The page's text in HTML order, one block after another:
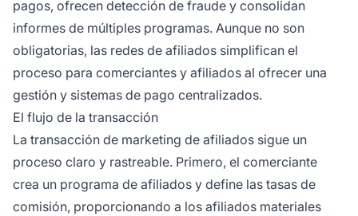
pagos, ofrecen detección de fraude y consolidan
informes de múltiples programas. Aunque no son
obligatorias, las redes de afiliados simplifican el
proceso para comerciantes y afiliados al ofrecer una
gestión y sistemas de pago centralizados.
El flujo de la transacción
La transacción de marketing de afiliados sigue un
proceso claro y rastreable. Primero, el comerciante
crea un programa de afiliados y define las tasas de
comisión, proporcionando a los afiliados materiales